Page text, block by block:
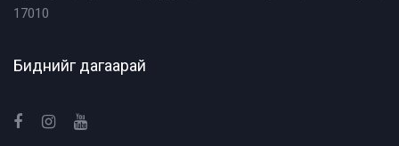
17010
Биднийг дагаарай